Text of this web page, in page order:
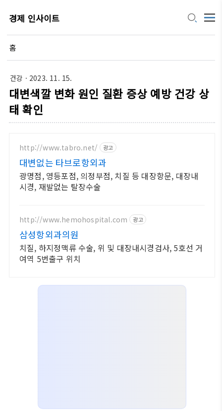
경제 인사이트
홈
건강 · 2023. 11. 15.
대변색깔 변화 원인 질환 증상 예방 건강 상
태 확인
http://www.tabro.net/ 광고
대변없는 타브로항외과
광명점, 영등포점, 의정부점, 치질 등 대장항문, 대장내
시경, 재발없는 탈장수술
http://www.hemohospital.com 광고
삼성항외과의원
치질, 하지정맥류 수술, 위 및 대장내시경검사, 5호선 거
여역 5번출구 위치